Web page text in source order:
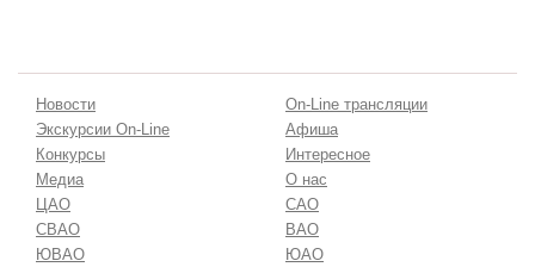
Новости
On-Line трансляции
Экскурсии On-Line
Афиша
Конкурсы
Интересное
Медиа
О нас
ЦАО
САО
СВАО
ВАО
ЮВАО
ЮАО